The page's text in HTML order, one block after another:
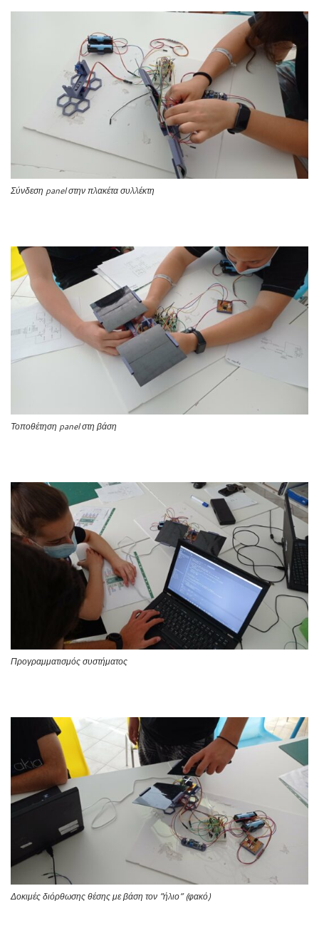
Σύνδεση panel στην πλακέτα συλλέκτη
Τοποθέτηση panel στη βάση
Προγραμματισμός συστήματος
Δοκιμές διόρθωσης θέσης με βάση τον “ήλιο” (φακό)